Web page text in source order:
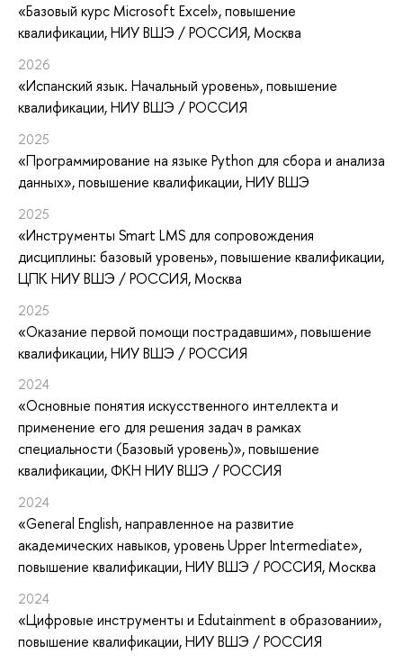
«Базовый курс Microsoft Excel», повышение
квалификации, НИУ ВШЭ / РОССИЯ, Москва
2026
«Испанский язык. Начальный уровень», повышение
квалификации, НИУ ВШЭ / РОССИЯ
2025
«Программирование на языке Python для сбора и анализа
данных», повышение квалификации, НИУ ВШЭ
2025
«Инструменты Smart LMS для сопровождения
дисциплины: базовый уровень», повышение квалификации,
ЦПК НИУ ВШЭ / РОССИЯ, Москва
2025
«Оказание первой помощи пострадавшим», повышение
квалификации, НИУ ВШЭ / РОССИЯ
2024
«Основные понятия искусственного интеллекта и
применение его для решения задач в рамках
специальности (Базовый уровень)», повышение
квалификации, ФКН НИУ ВШЭ / РОССИЯ
2024
«General English, направленное на развитие
академических навыков, уровень Upper Intermediate»,
повышение квалификации, НИУ ВШЭ / РОССИЯ, Москва
2024
«Цифровые инструменты и Edutainment в образовании»,
повышение квалификации, НИУ ВШЭ / РОССИЯ